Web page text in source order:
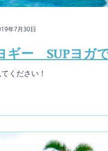
ギー SUPヨガ
てください！
年7月30日